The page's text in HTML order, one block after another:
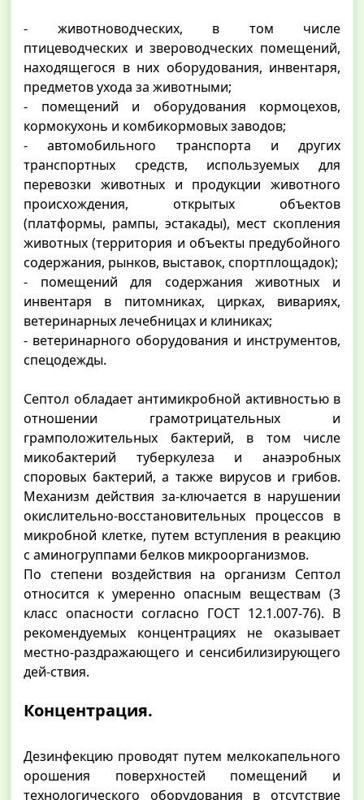
- животноводческих, в том числе
птицеводческих и звероводческих помещений,
находящегося в них оборудования, инвентаря,
предметов ухода за животными;
- помещений и оборудования кормоцехов,
кормокухонь и комбикормовых заводов;
- автомобильного транспорта и других
транспортных средств, используемых для
перевозки животных и продукции животного
происхождения, открытых объектов
(платформы, рампы, эстакады), мест скопления
животных (территория и объекты предубойного
содержания, рынков, выставок, спортплощадок);
- помещений для содержания животных и
инвентаря в питомниках, цирках, вивариях,
ветеринарных лечебницах и клиниках;
- ветеринарного оборудования и инструментов,
спецодежды.
Септол обладает антимикробной активностью в
отношении грамотрицательных и
грамположительных бактерий, в том числе
микобактерий туберкулеза и анаэробных
споровых бактерий, а также вирусов и грибов.
Механизм действия за-ключается в нарушении
окислительно-восстановительных процессов в
микробной клетке, путем вступления в реакцию
с аминогруппами белков микроорганизмов.
По степени воздействия на организм Септол
относится к умеренно опасным веществам (3
класс опасности согласно ГОСТ 12.1.007-76). В
рекомендуемых концентрациях не оказывает
местно-раздражающего и сенсибилизирующего
дей-ствия.
Концентрация.
Дезинфекцию проводят путем мелкокапельного
орошения поверхностей помещений и
технологического оборудования в отсутствие